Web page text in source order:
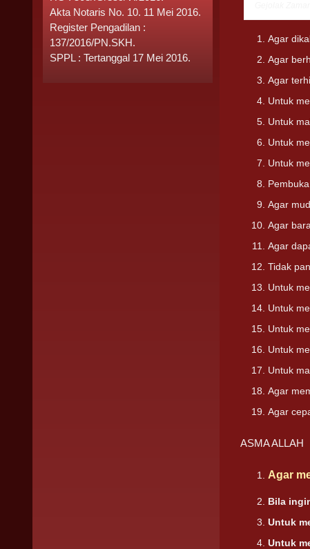
Agar
Agar
Agar
Untuk
Untuk
Untuk
Untuk
Agar
Agar
Agar
Tidak
Untuk
Untuk
Untuk
Untuk
Untuk
Agar
Agar
ASMA ALLAH
Agar
Bila
Untuk
Untuk
Akta Notaris No. 10. 11 Mei 2016.
Register Pengadilan :
137/2016/PN.SKH.
SPPL : Tertanggal 17 Mei 2016.